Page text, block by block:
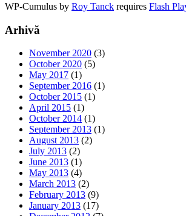
WP-Cumulus by Roy Tanck requires Flash
Arhivă
November 2020 (3)
October 2020 (5)
May 2017 (1)
September 2016 (1)
October 2015 (1)
April 2015 (1)
October 2014 (1)
September 2013 (1)
August 2013 (2)
July 2013 (2)
June 2013 (1)
May 2013 (4)
March 2013 (2)
February 2013 (9)
January 2013 (17)